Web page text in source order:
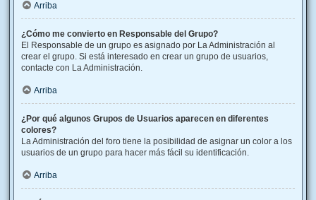
Arriba
¿Cómo me convierto en Responsable del Grupo?
El Responsable de un grupo es asignado por La Administración al
crear el grupo. Si está interesado en crear un grupo de usuarios,
contacte con La Administración.
Arriba
¿Por qué algunos Grupos de Usuarios aparecen en diferentes
colores?
La Administración del foro tiene la posibilidad de asignar un color a los
usuarios de un grupo para hacer más fácil su identificación.
Arriba